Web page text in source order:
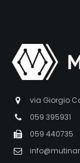
via Giorgio
059 395931
059 440735